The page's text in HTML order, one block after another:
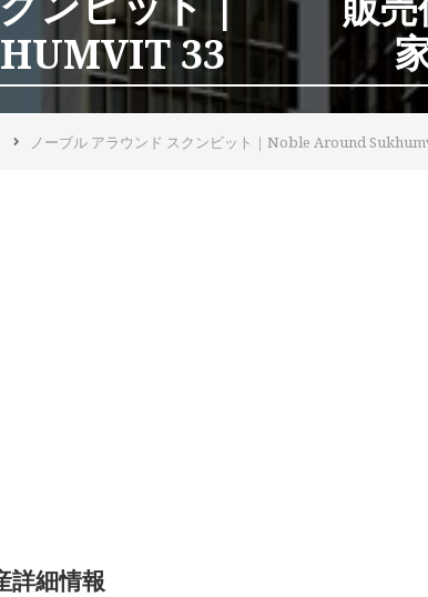
33
ノーブル アラウンド スクンビット｜Noble Around
詳細情報